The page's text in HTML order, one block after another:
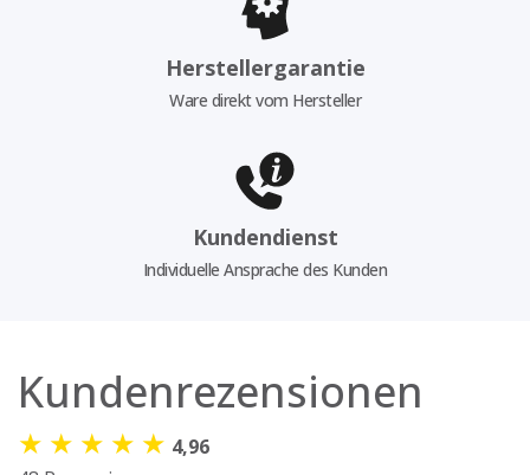
Herstellergarantie
Ware direkt vom Hersteller
Kundendienst
Individuelle Ansprache des Kunden
Kundenrezensionen
★ ★ ★ ★ ★ 4,96